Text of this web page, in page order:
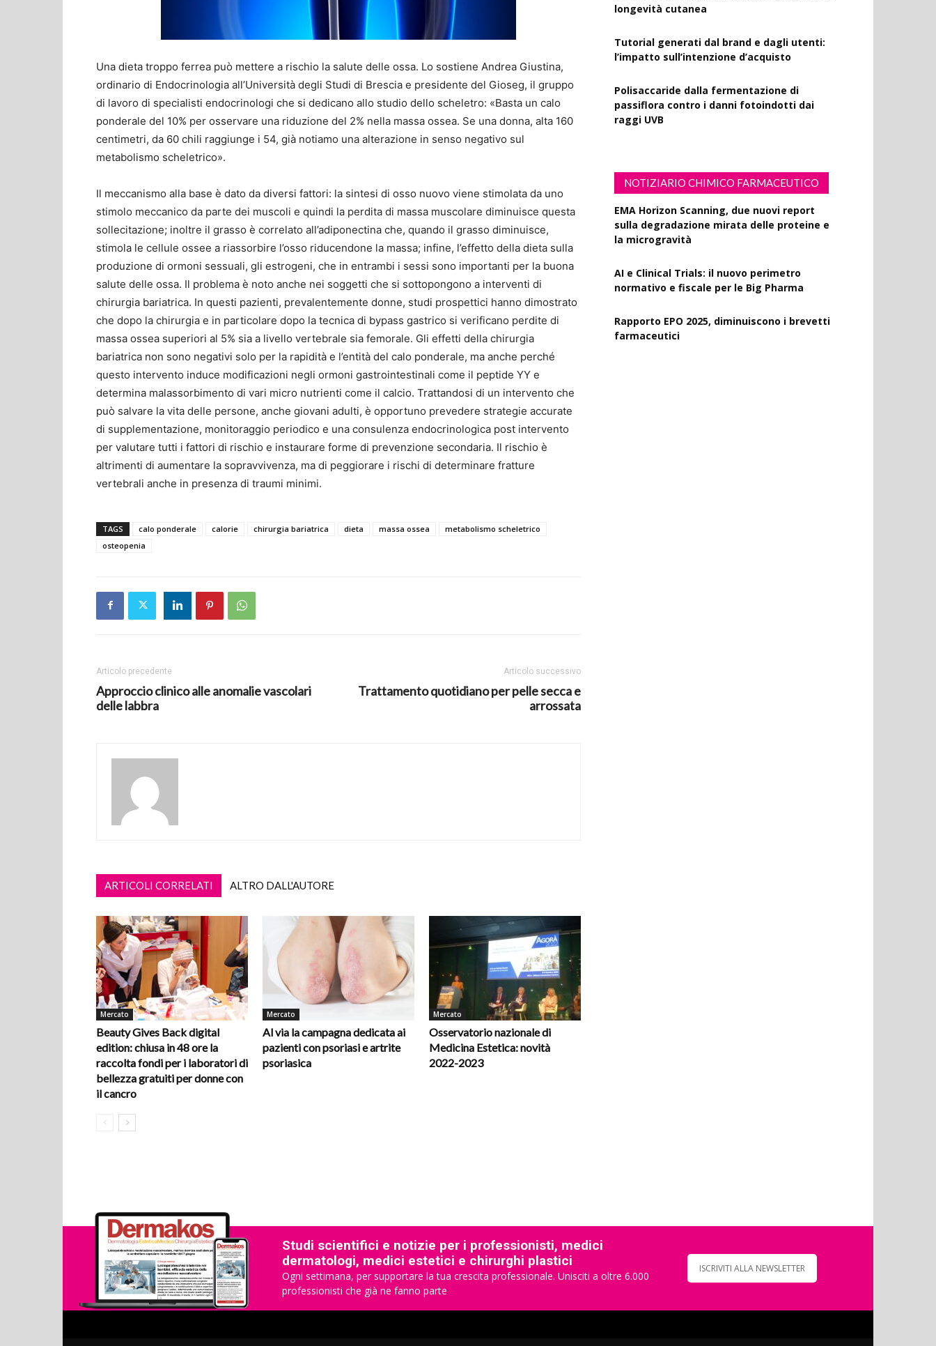
Una dieta troppo ferrea può mettere a rischio la salute delle ossa. Lo sostiene Andrea Giustina,
ordinario di Endocrinologia all’Università degli Studi di Brescia e presidente del Gioseg, il gruppo
di lavoro di specialisti endocrinologi che si dedicano allo studio dello scheletro: «Basta un calo
ponderale del 10% per osservare una riduzione del 2% nella massa ossea. Se una donna, alta 160
centimetri, da 60 chili raggiunge i 54, già notiamo una alterazione in senso negativo sul
metabolismo scheletrico».
Il meccanismo alla base è dato da diversi fattori: la sintesi di osso nuovo viene stimolata da uno
stimolo meccanico da parte dei muscoli e quindi la perdita di massa muscolare diminuisce questa
sollecitazione; inoltre il grasso è correlato all’adiponectina che, quando il grasso diminuisce,
stimola le cellule ossee a riassorbire l’osso riducendone la massa; infine, l’effetto della dieta sulla
produzione di ormoni sessuali, gli estrogeni, che in entrambi i sessi sono importanti per la buona
salute delle ossa. Il problema è noto anche nei soggetti che si sottopongono a interventi di
chirurgia bariatrica. In questi pazienti, prevalentemente donne, studi prospettici hanno dimostrato
che dopo la chirurgia e in particolare dopo la tecnica di bypass gastrico si verificano perdite di
massa ossea superiori al 5% sia a livello vertebrale sia femorale. Gli effetti della chirurgia
bariatrica non sono negativi solo per la rapidità e l’entità del calo ponderale, ma anche perché
questo intervento induce modificazioni negli ormoni gastrointestinali come il peptide YY e
determina malassorbimento di vari micro nutrienti come il calcio. Trattandosi di un intervento che
può salvare la vita delle persone, anche giovani adulti, è opportuno prevedere strategie accurate
di supplementazione, monitoraggio periodico e una consulenza endocrinologica post intervento
per valutare tutti i fattori di rischio e instaurare forme di prevenzione secondaria. Il rischio è
altrimenti di aumentare la sopravvivenza, ma di peggiorare i rischi di determinare fratture
vertebrali anche in presenza di traumi minimi.
TAGS calo ponderale calorie chirurgia bariatrica dieta massa ossea
metabolismo scheletrico
osteopenia
Articolo precedente
Approccio clinico alle anomalie vascolari
delle labbra
Articolo successivo
Trattamento quotidiano per pelle secca e
arrossata
ARTICOLI CORRELATI ALTRO DALL'AUTORE
Mercato
Beauty Gives Back digital
edition: chiusa in 48 ore la
raccolta fondi per i laboratori di
bellezza gratuiti per donne con
il cancro
Mercato
Al via la campagna dedicata ai
pazienti con psoriasi e artrite
psoriasica
Mercato
Osservatorio nazionale di
Medicina Estetica: novità
2022-2023
longevità cutanea
Tutorial generati dal brand e dagli utenti:
l’impatto sull’intenzione d’acquisto
Polisaccaride dalla fermentazione di
passiflora contro i danni fotoindotti dai
raggi UVB
NOTIZIARIO CHIMICO FARMACEUTICO
EMA Horizon Scanning, due nuovi report
sulla degradazione mirata delle proteine e
la microgravità
AI e Clinical Trials: il nuovo perimetro
normativo e fiscale per le Big Pharma
Rapporto EPO 2025, diminuiscono i brevetti
farmaceutici
Studi scientifici e notizie per i professionisti, medici
dermatologi, medici estetici e chirurghi plastici
Ogni settimana, per supportare la tua crescita professionale. Unisciti a oltre 6.000
professionisti che già ne fanno parte
ISCRIVITI ALLA NEWSLETTER